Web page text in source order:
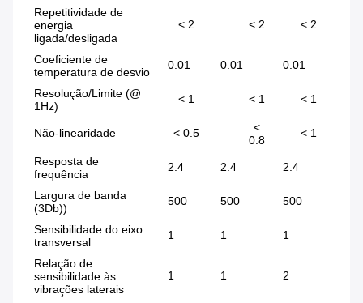
Repetitividade de
energia
ligada/desligada
< 2 < 2 < 2
Coeficiente de
temperatura de desvio
0.01 0.01 0.01
Resolução/Limite (@
1Hz)
< 1 < 1 < 1
Não-linearidade < 0.5
<
0.8
< 1
Resposta de
frequência
2.4 2.4 2.4
Largura de banda
(3Db))
500 500 500
Sensibilidade do eixo
transversal
1 1 1
Relação de
sensibilidade às
vibrações laterais
1 1 2